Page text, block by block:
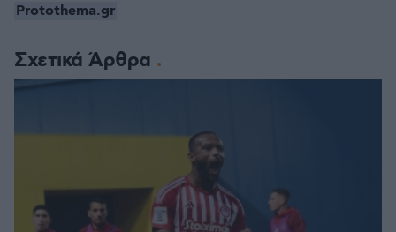
Σχετικά Άρθρα
Protothema.gr